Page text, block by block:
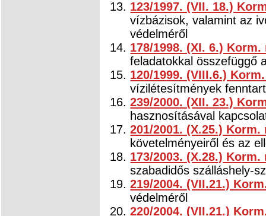
123/1997. (VII. 18.)
vízbázisok, valamint az
védelméről
178/1998. (XI. 6.)
feladatokkal összefüggő
120/1999. (VIII.6.)
vízilétesítmények
239/2000. (XII. 23.)
hasznosításával
201/2001. (X.25.) Korm.
követelményeiről és az
173/2003. (X.28.) Korm.
szabadidős szálláshely-
219/2004. (VII.21.)
védelméről
220/2004. (VII.21.)